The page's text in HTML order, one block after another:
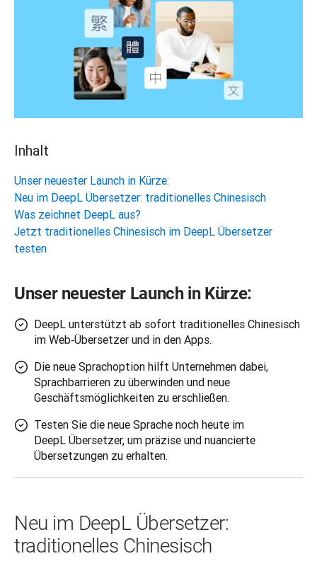
Inhalt
Unser neuester Launch in Kürze:
Neu im DeepL Übersetzer: traditionelles Chinesisch
Was zeichnet DeepL aus?
Jetzt traditionelles Chinesisch im DeepL Übersetzer
testen
Unser neuester Launch in Kürze:
DeepL unterstützt ab sofort traditionelles Chinesisch
im Web‑Übersetzer und in den Apps.
Die neue Sprachoption hilft Unternehmen dabei,
Sprachbarrieren zu überwinden und neue
Geschäftsmöglichkeiten zu erschließen.
Testen Sie die neue Sprache noch heute im
DeepL Übersetzer, um präzise und nuancierte
Übersetzungen zu erhalten.
Neu im DeepL Übersetzer:
traditionelles Chinesisch